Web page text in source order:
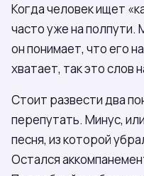
Когда человек ищет
часто уже на полпути.
он понимает, что его
хватает, так это слов
Стоит развести два
перепутать. Минус,
песня, из которой
Остался